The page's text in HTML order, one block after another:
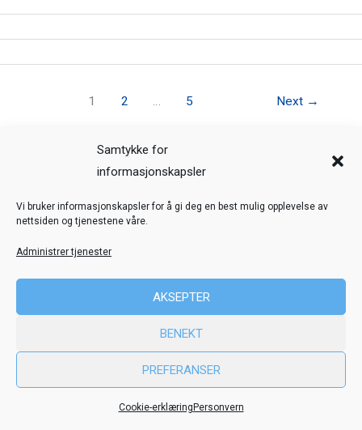
Samtykke for
informasjonskapsler
Vi bruker informasjonskapsler for å gi deg en best mulig opplevelse av
nettsiden og tjenestene våre.
Administrer tjenester
AKSEPTER
BENEKT
PREFERANSER
Cookie-erklæring Personvern
1 2 … 5 Next →
Veiledning
Nettstedskart Personvern
Fokus digital læringsressurs er utviklet i samarbeid med Dysleksi
ved hjelp av midler fra Stiftelsen Dam.